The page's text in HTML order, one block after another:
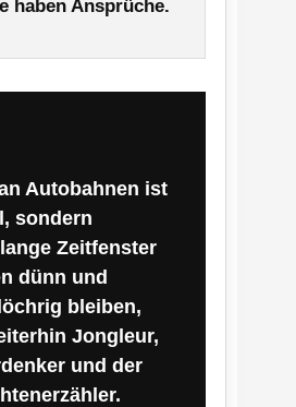
haben Ansprüche.
Autobahnen ist
sondern
Zeitfenster
dünn und
bleiben,
Jongleur,
und der